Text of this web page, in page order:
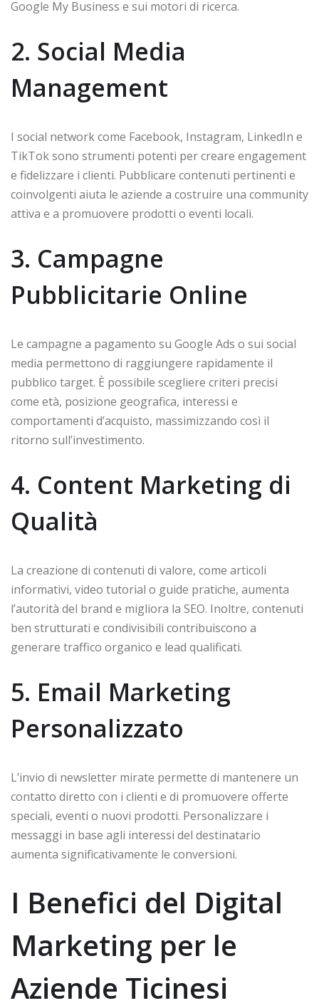
Google My Business e sui motori di ricerca.
2. Social Media
Management
I social network come Facebook, Instagram, LinkedIn e
TikTok sono strumenti potenti per creare engagement
e fidelizzare i clienti. Pubblicare contenuti pertinenti e
coinvolgenti aiuta le aziende a costruire una community
attiva e a promuovere prodotti o eventi locali.
3. Campagne
Pubblicitarie Online
Le campagne a pagamento su Google Ads o sui social
media permettono di raggiungere rapidamente il
pubblico target. È possibile scegliere criteri precisi
come età, posizione geografica, interessi e
comportamenti d’acquisto, massimizzando così il
ritorno sull’investimento.
4. Content Marketing di
Qualità
La creazione di contenuti di valore, come articoli
informativi, video tutorial o guide pratiche, aumenta
l’autorità del brand e migliora la SEO. Inoltre, contenuti
ben strutturati e condivisibili contribuiscono a
generare traffico organico e lead qualificati.
5. Email Marketing
Personalizzato
L’invio di newsletter mirate permette di mantenere un
contatto diretto con i clienti e di promuovere offerte
speciali, eventi o nuovi prodotti. Personalizzare i
messaggi in base agli interessi del destinatario
aumenta significativamente le conversioni.
I Benefici del Digital
Marketing per le
Aziende Ticinesi